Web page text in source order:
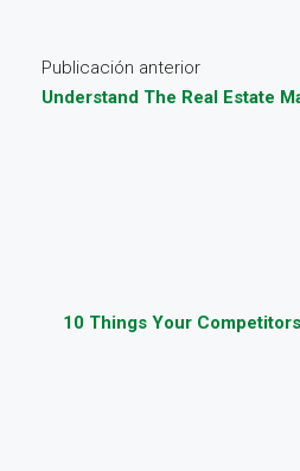
Publicación anterior
Understand The Real Estate
10 Things Your